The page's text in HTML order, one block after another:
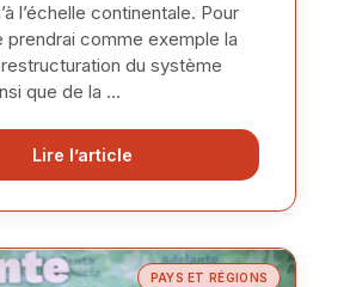
l’échelle continentale. Pour
prendrai comme exemple la
du système
que de la ...
Lire l’article
PAYS ET RÉGIONS